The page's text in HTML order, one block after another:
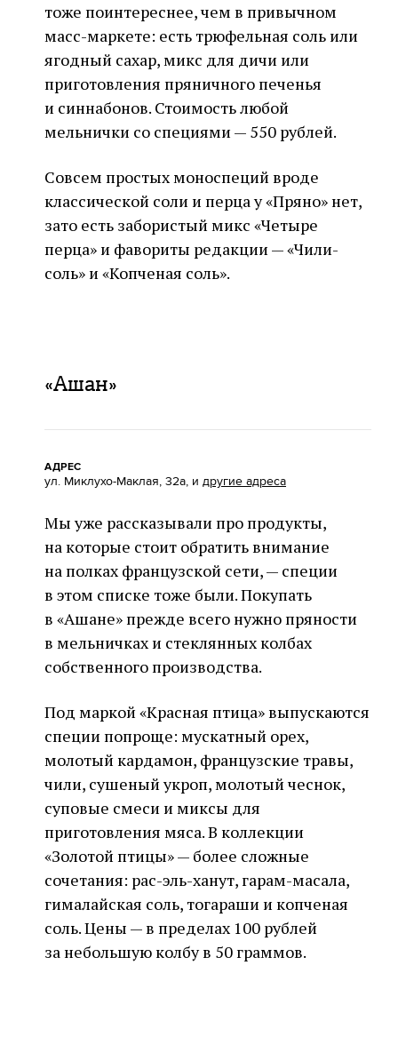
тоже поинтереснее, чем в привычном
масс-маркете: есть трюфельная соль или
ягодный сахар, микс для дичи или
приготовления пряничного печенья
и синнабонов. Стоимость любой
мельнички со специями — 550 рублей.
Совсем простых моноспеций вроде
классической соли и перца у «Пряно» нет,
зато есть забористый микс «Четыре
перца» и фавориты редакции — «Чили-
соль» и «Копченая соль».
«Ашан»
АДРЕС
ул. Миклухо-Маклая, 32а, и другие адреса
Мы уже рассказывали про продукты,
на которые стоит обратить внимание
на полках французской сети, — специи
в этом списке тоже были. Покупать
в «Ашане» прежде всего нужно пряности
в мельничках и стеклянных колбах
собственного производства.
Под маркой «Красная птица» выпускаются
специи попроще: мускатный орех,
молотый кардамон, французские травы,
чили, сушеный укроп, молотый чеснок,
суповые смеси и миксы для
приготовления мяса. В коллекции
«Золотой птицы» — более сложные
сочетания: рас-эль-ханут, гарам-масала,
гималайская соль, тогараши и копченая
соль. Цены — в пределах 100 рублей
за небольшую колбу в 50 граммов.